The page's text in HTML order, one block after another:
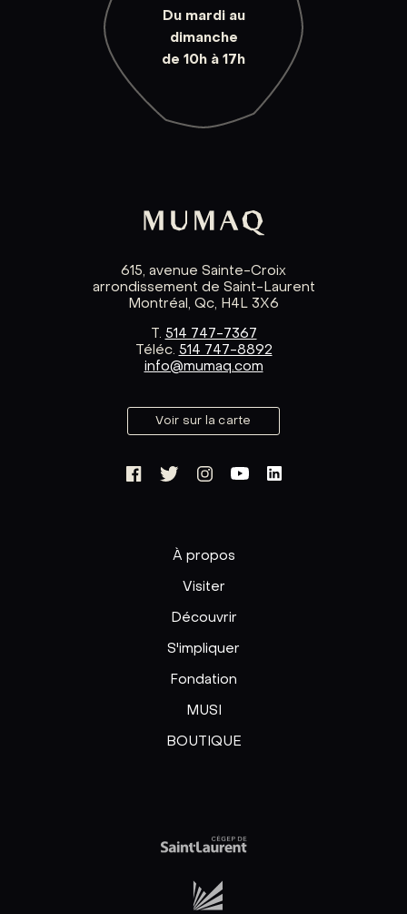
Du mardi au
dimanche
de 10h à 17h
615, avenue Sainte-Croix
arrondissement de Saint-Laurent
Montréal, Qc, H4L 3X6
T. 514 747-7367
Téléc. 514 747-8892
info@mumaq.com
Voir sur la carte
À propos
Visiter
Découvrir
S'impliquer
Fondation
MUSI
BOUTIQUE